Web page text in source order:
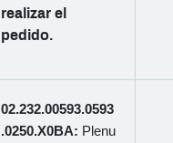
realizar el
pedido.
02.232.00593.0593
.0250.X0BA: Plenu